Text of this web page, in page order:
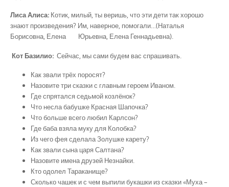
Лиса Алиса: Котик, милый, ты веришь, что эти дети так хорошо
знают произведения? Им, наверное, помогали…(Наталья
Борисовна, Елена Юрьевна, Елена Геннадьевна).
Кот Базилио: Сейчас, мы сами будем вас спрашивать.
Как звали трёх поросят?
Назовите три сказки с главным героем Иваном.
Где спрятался седьмой козлёнок?
Что несла бабушке Красная Шапочка?
Что больше всего любил Карлсон?
Где баба взяла муку для Колобка?
Из чего фея сделала Золушке карету?
Как звали сына царя Салтана?
Назовите имена друзей Незнайки.
Кто одолел Тараканище?
Сколько чашек и с чем выпили букашки из сказки «Муха –